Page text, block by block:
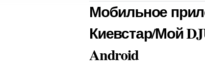
Мобильное
Киевстар/Мой
Android